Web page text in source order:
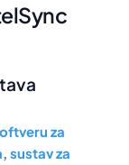
za
, sustav za